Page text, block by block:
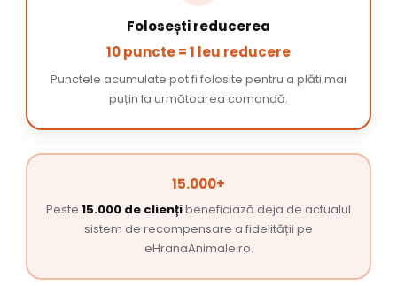
Folosești reducerea
10 puncte = 1 leu reducere
Punctele acumulate pot fi folosite pentru a plăti mai
puțin la următoarea comandă.
15.000+
Peste 15.000 de cliențibeneficiază deja de actualul
sistem de recompensare a fidelității pe
eHranaAnimale.ro.